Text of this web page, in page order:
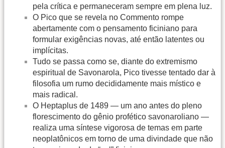
pela crítica e permaneceram sempre em plena luz.
O Pico que se revela no Commento rompe
abertamente com o pensamento ficiniano para
formular exigências novas, até então latentes ou
implícitas.
Tudo se passa como se, diante do extremismo
espiritual de Savonarola, Pico tivesse tentado dar à
filosofia um rumo decididamente mais místico e
mais radical.
O Heptaplus de 1489 — um ano antes do pleno
florescimento do gênio profético savonaroliano —
realiza uma síntese vigorosa de temas em parte
neoplatônicos em torno de uma divindade que não